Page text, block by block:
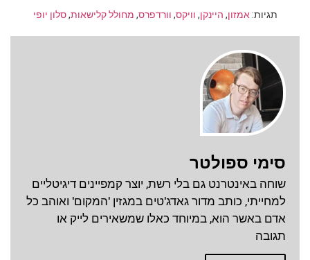
תגיות: אמזון, היינקן, וויקס, וורדפרס, מחולל קלישאות,סלון יופי
סימי ספולטר
שוחה באינטרנט גם בלי רשת, יוצר קמפיינים דיגיטליים
למחייתי, כותב מדור גאדג'טים במגזין 'המקום' ואוהב כל
אדם באשר הוא, במיוחד כאלו שמשאירים לייק או
תגובה